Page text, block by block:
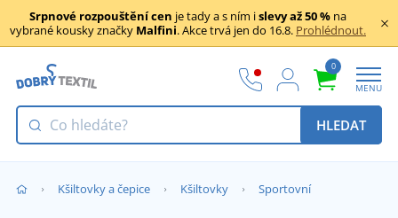
Srpnové rozpouštění cen je tady a s ním islevy až 50 % na
vybrané kousky značky Malfini. Akce trvá jen do 16.8. Prohlédnout.
0
MENU
HLEDAT
Kšiltovky a čepice Kšiltovky Sportovní